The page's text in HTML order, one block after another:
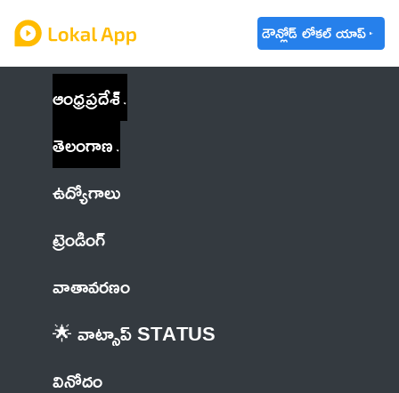
డౌన్లోడ్ లోకల్ యాప్
ఆంధ్రప్రదేశ్
తెలంగాణ
ఉద్యోగాలు
ట్రెండింగ్
వాతావరణం
🌟 వాట్సాప్ STATUS
వినోదం